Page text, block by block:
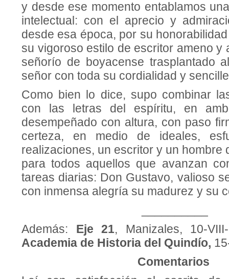
y desde ese momento entablamos
intelectual: con el aprecio y
desde esa época, por su
su vigoroso estilo de escritor ameno
señorío de boyacense trasplantado
señor con toda su cordialidad y
Como bien lo dice, supo combinar
con las letras del espíritu, en
desempeñado con altura, con paso
certeza, en medio de ideales,
realizaciones, un escritor y un hombre
para todos aquellos que avanzan
tareas diarias: Don Gustavo, valioso
con inmensa alegría su madurez y su
Además: Eje 21, Manizales, 10-
Academia de Historia del Quindío,
Comentarios